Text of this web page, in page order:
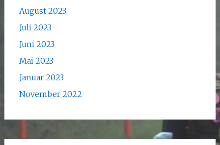
August 2023
Juli 2023
Juni 2023
Mai 2023
Januar 2023
November 2022